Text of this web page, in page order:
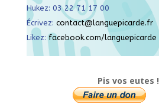
Hukez: 03 22 71 17 00
Écrivez: contact@languepicarde.fr
Likez:facebook.com/languepicarde
Pis vos eutes !